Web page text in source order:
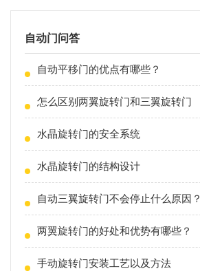
自动门问答
自动平移门的优点有哪些？
怎么区别两翼旋转门和三翼旋转门
水晶旋转门的安全系统
水晶旋转门的结构设计
自动三翼旋转门不会停止什么原因？
两翼旋转门的好处和优势有哪些？
手动旋转门安装工艺以及方法